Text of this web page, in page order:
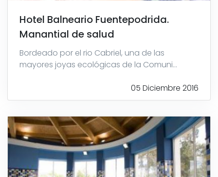
Hotel Balneario Fuentepodrida.
Manantial de salud
Bordeado por el rio Cabriel, una de las
mayores joyas ecológicas de la Comuni...
05 Diciembre 2016